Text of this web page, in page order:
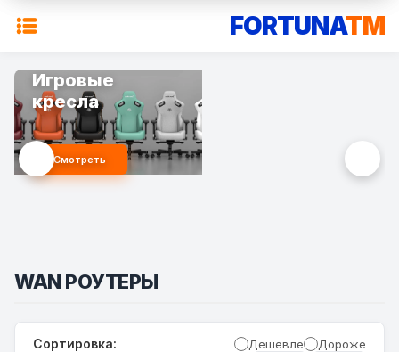
FORTUNATM
Игровые
кресла
Смотреть
WAN РОУТЕРЫ
Сортировка: Дешевле Дороже